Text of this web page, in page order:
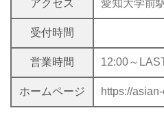
アクセス 愛知大学前
受付時間
営業時間 12:00～
ホームページ https://